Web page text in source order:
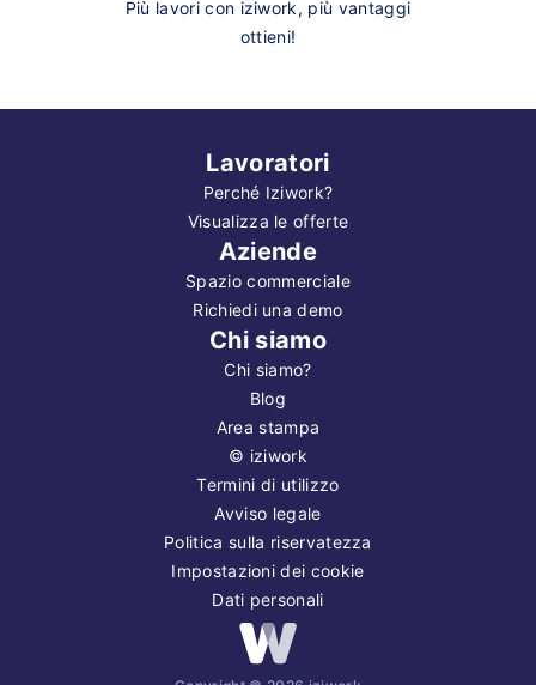
Più lavori con iziwork, più vantaggi
ottieni!
Lavoratori
Perché Iziwork?
Visualizza le offerte
Aziende
Spazio commerciale
Richiedi una demo
Chi siamo
Chi siamo?
Blog
Area stampa
© iziwork
Termini di utilizzo
Avviso legale
Politica sulla riservatezza
Impostazioni dei cookie
Dati personali